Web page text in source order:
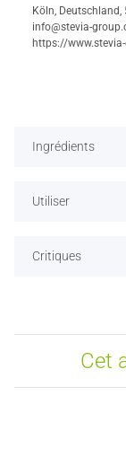
Köln, Deutschland,
info@stevia-
https://
Ingrédients
Utiliser
Critiques
Cet